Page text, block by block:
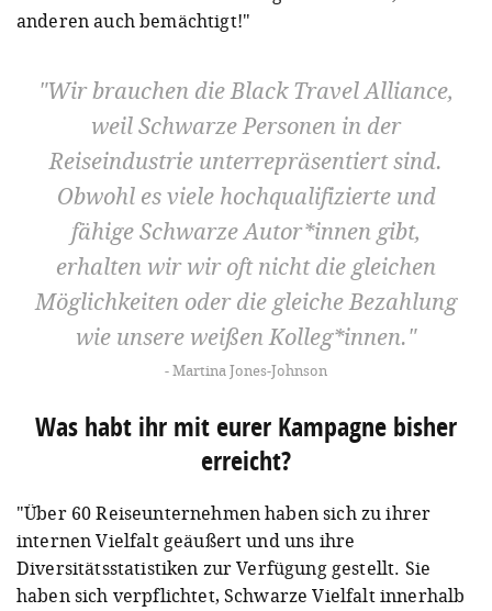
anderen auch bemächtigt!"
Wir brauchen die Black Travel Alliance,
weil Schwarze Personen in der
Reiseindustrie unterrepräsentiert sind.
Obwohl es viele hochqualifizierte und
fähige Schwarze Autor*innen gibt,
erhalten wir wir oft nicht die gleichen
Möglichkeiten oder die gleiche Bezahlung
wie unsere weißen Kolleg*innen.
Martina Jones-Johnson
Was habt ihr mit eurer Kampagne bisher
erreicht?
"Über 60 Reiseunternehmen haben sich zu ihrer
internen Vielfalt geäußert und uns ihre
Diversitätsstatistiken zur Verfügung gestellt. Sie
haben sich verpflichtet, Schwarze Vielfalt innerhalb